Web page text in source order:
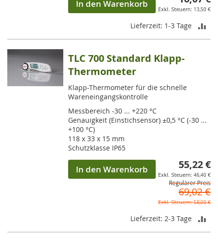
13,50 €
In den Warenkorb
Lieferzeit: 1-3 Tage
TLC 700 Standard Klapp-
Thermometer
Klapp-Thermometer für die schnelle
Wareneingangskontrolle
Messbereich -30 ... +220 °C
Genauigkeit (Einstichsensor) ±0,5 °C (-30 ...
+100 °C)
118 x 33 x 15 mm
Schutzklasse IP65
55,22 €
46,40 €
Regulärer Preis
69,02 €
58,00 €
In den Warenkorb
Lieferzeit: 2-3 Tage